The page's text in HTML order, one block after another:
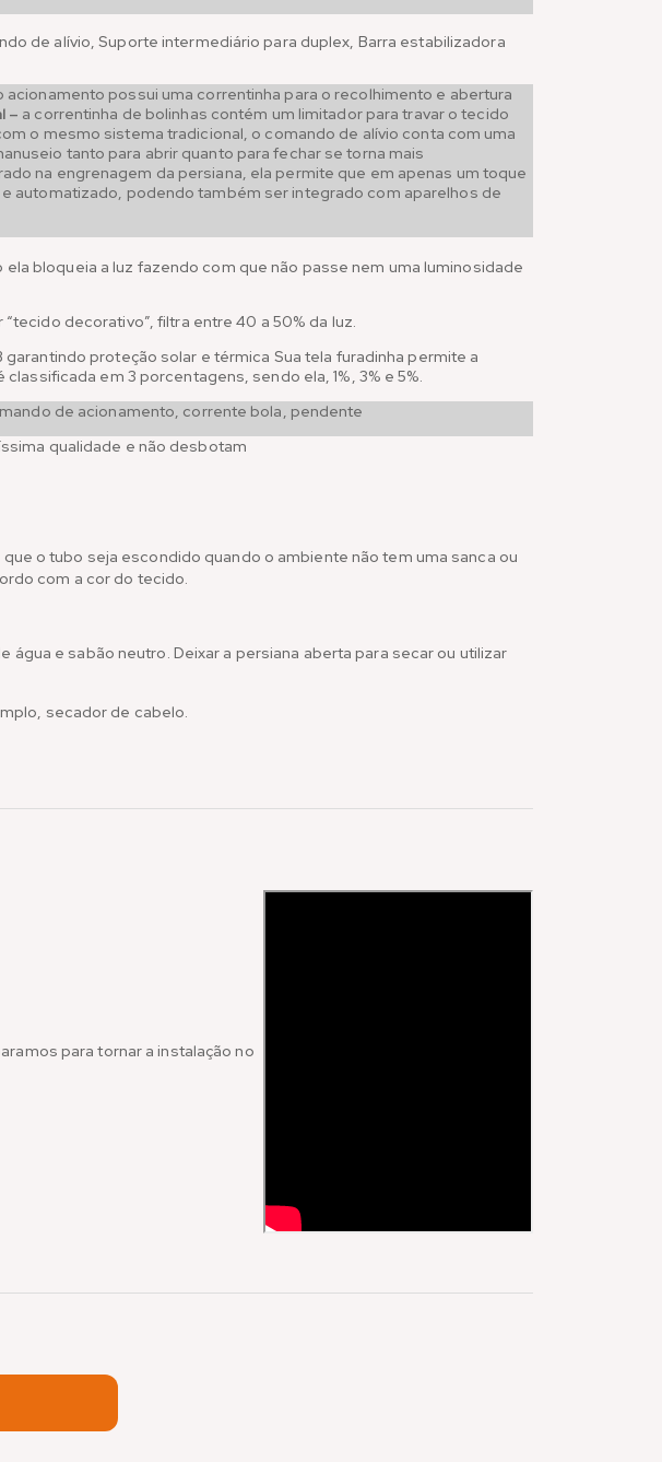
de alívio, Suporte intermediário para duplex, Barra estabilizadora
possui uma correntinha para o recolhimento e abertura
– a correntinha de bolinhas contém um limitador para travar o tecido
o mesmo sistema tradicional, o comando de alívio conta com uma
tanto para abrir quanto para fechar se torna mais
na engrenagem da persiana, ela permite que em apenas um toque
automatizado, podendo também ser integrado com aparelhos de
bloqueia a luz fazendo com que não passe nem uma luminosidade
decorativo”, filtra entre 40 a 50% da luz.
proteção solar e térmica Sua tela furadinha permite a
em 3 porcentagens, sendo ela, 1%, 3% e 5%.
de acionamento, corrente bola, pendente
qualidade e não desbotam
o tubo seja escondido quando o ambiente não tem uma sanca ou
com a cor do tecido.
e sabão neutro. Deixar a persiana aberta para secar ou utilizar
secador de cabelo.
para tornar a instalação no